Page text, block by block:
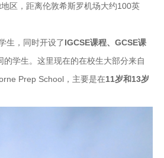
区，距离伦敦希斯罗机场大约100英
生，同时开设了IGCSE课程、GCSE课
的学生。这里现在的在校生大部分来自
Prep School，主要是在11岁和13岁